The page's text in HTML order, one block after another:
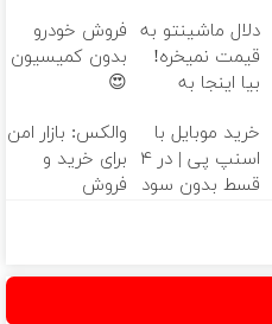
دلال ماشینتو به
قیمت نمیخره!
بیا اینجا به
بفروش*فقط
خریدار واقعی*
فروش خودرو
بدون کمیسیون
😍
خرید موبایل با
اسنپ پی | در ۴
قسط بدون سود
والکس: بازار امن
برای خرید و
فروش